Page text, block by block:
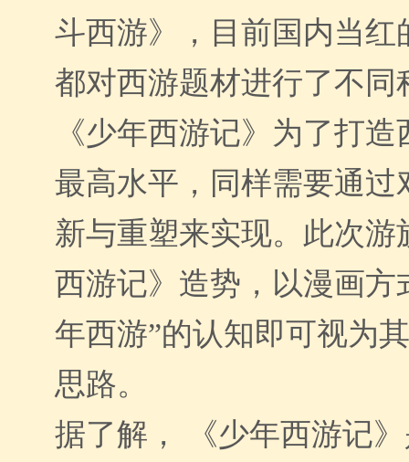
斗西游》，目前国内当红
都对西游题材进行了不同
《少年西游记》为了打
最高水平，同样需要通过
新与重塑来实现。此次游
西游记》造势，以漫画方
年西游”的认知即可视为
思路。
据了解， 《少年西游记